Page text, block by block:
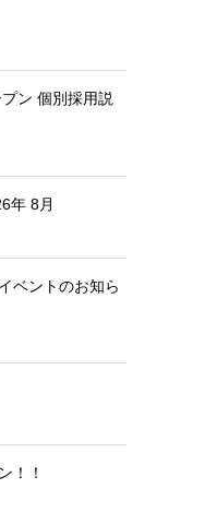
ン 個別採用説
年 8月
ベントのお知ら
！！